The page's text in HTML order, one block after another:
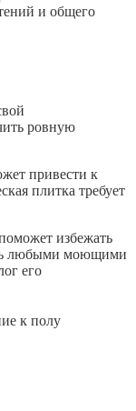
и общего
ровную
привести к
плитка требует
избежать
любыми моющими
его
к полу